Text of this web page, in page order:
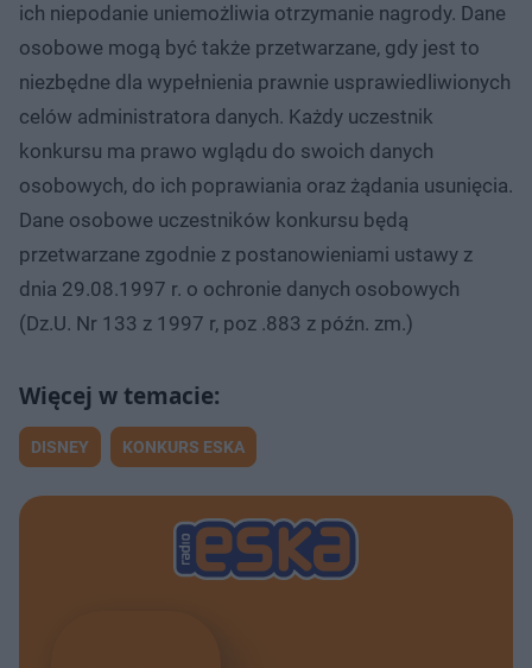
ich niepodanie uniemożliwia otrzymanie nagrody. Dane
osobowe mogą być także przetwarzane, gdy jest to
niezbędne dla wypełnienia prawnie usprawiedliwionych
celów administratora danych. Każdy uczestnik
konkursu ma prawo wglądu do swoich danych
osobowych, do ich poprawiania oraz żądania usunięcia.
Dane osobowe uczestników konkursu będą
przetwarzane zgodnie z postanowieniami ustawy z
dnia 29.08.1997 r. o ochronie danych osobowych
(Dz.U. Nr 133 z 1997 r, poz .883 z późn. zm.)
DISNEY KONKURS ESKA